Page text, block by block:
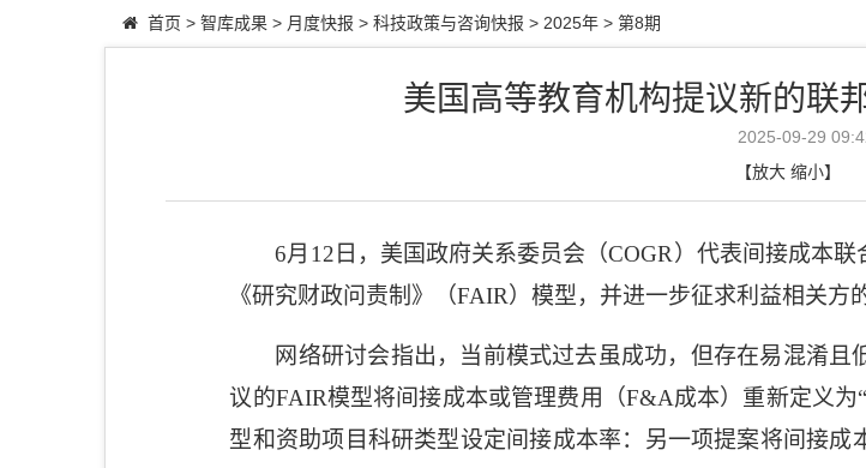
首页 > 智库成果 > 月度快报 > 科技政策与咨询快报 > 2025年 > 第8期
美国高等教育机构提议新的联
2025-09-29
【放大 缩小】
6月 12 日，美国政府关系委员会（COGR ）代表间接成本
《研究财政问责制》（FAIR）模型，并进一步征求利益相关方
网络研讨会指出，当前模式过去虽成功，但存在易混淆
议的FAIR模型将间接成本或管理费用（F&A成本）重新定义为
型和资助项目科研类型设定间接成本率：另一项提案将间接成